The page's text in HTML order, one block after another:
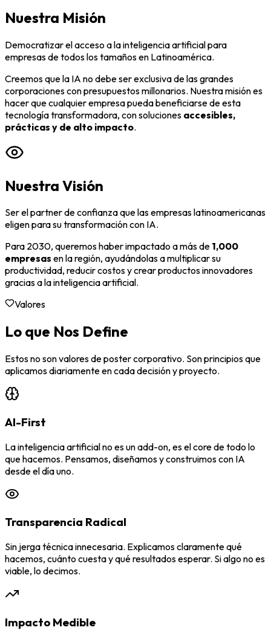
Nuestra Misión
Democratizar el acceso a la inteligencia artificial para
empresas de todos los tamaños en Latinoamérica.
Creemos que la IA no debe ser exclusiva de las grandes
corporaciones con presupuestos millonarios. Nuestra misión es
hacer que cualquier empresa pueda beneficiarse de esta
tecnología transformadora, con soluciones accesibles,
prácticas y de alto impacto.
Nuestra Visión
Ser el partner de confianza que las empresas latinoamericanas
eligen para su transformación con IA.
Para 2030, queremos haber impactado a más de 1,000
empresas en la región, ayudándolas a multiplicar su
productividad, reducir costos y crear productos innovadores
gracias a la inteligencia artificial.
Valores
Lo que Nos Define
Estos no son valores de poster corporativo. Son principios que
aplicamos diariamente en cada decisión y proyecto.
AI-First
La inteligencia artificial no es un add-on, es el core de todo lo
que hacemos. Pensamos, diseñamos y construimos con IA
desde el día uno.
Transparencia Radical
Sin jerga técnica innecesaria. Explicamos claramente qué
hacemos, cuánto cuesta y qué resultados esperar. Si algo no es
viable, lo decimos.
Impacto Medible